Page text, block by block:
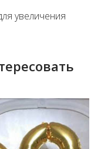
увеличения